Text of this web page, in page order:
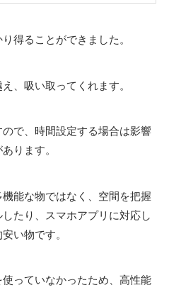
得ることができました。
、吸い取ってくれます。
で、時間設定する場合は影響
ります。
能な物ではなく、空間を把握
たり、スマホアプリに対応し
い物です。
っていなかったため、高性能